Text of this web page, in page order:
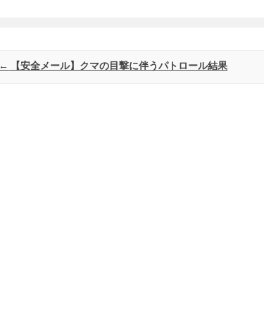
Post navigation
← 【安全メール】クマの目撃に伴うパトロール結果